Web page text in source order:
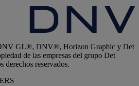
DNV GL®, DNV®, Horizon Graphic y Det
de las empresas del grupo Det
derechos reservados.